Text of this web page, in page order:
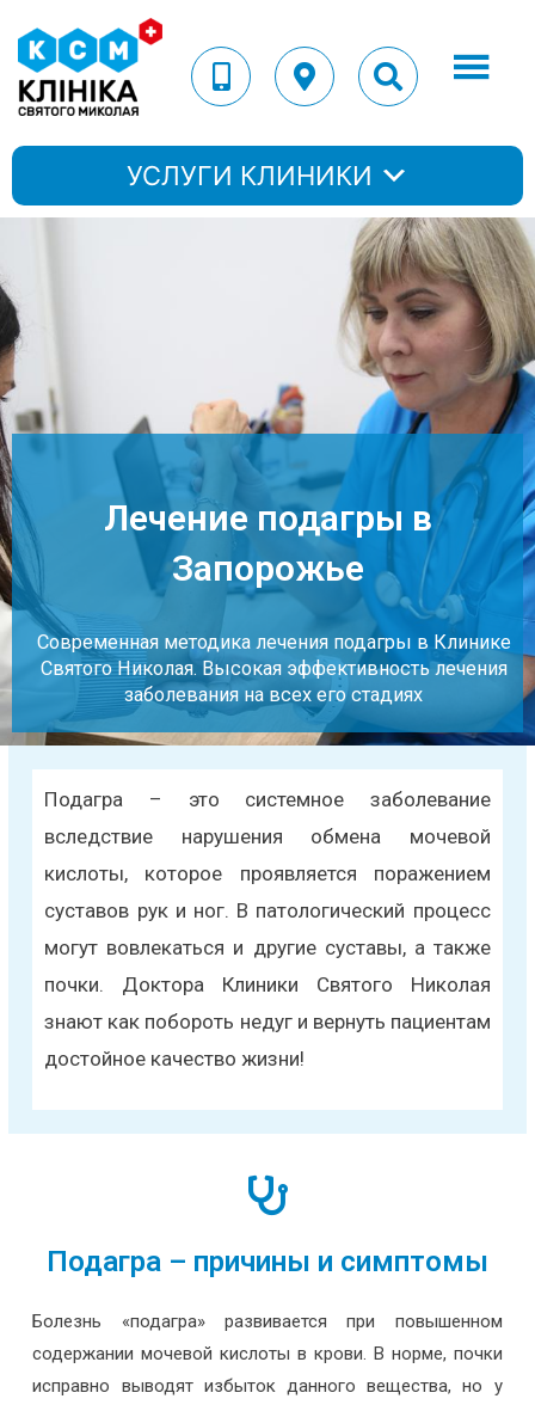
УСЛУГИ КЛИНИКИ
Лечение подагры в
Запорожье
Современная методика лечения подагры в Клинике
Святого Николая. Высокая эффективность лечения
заболевания на всех его стадиях
Подагра – это системное заболевание
вследствие нарушения обмена мочевой
кислоты, которое проявляется поражением
суставов рук и ног. В патологический процесс
могут вовлекаться и другие суставы, а также
почки. Доктора Клиники Святого Николая
знают как побороть недуг и вернуть пациентам
достойное качество жизни!
Подагра – причины и симптомы
Болезнь «подагра» развивается при повышенном
содержании мочевой кислоты в крови. В норме, почки
исправно выводят избыток данного вещества, но у